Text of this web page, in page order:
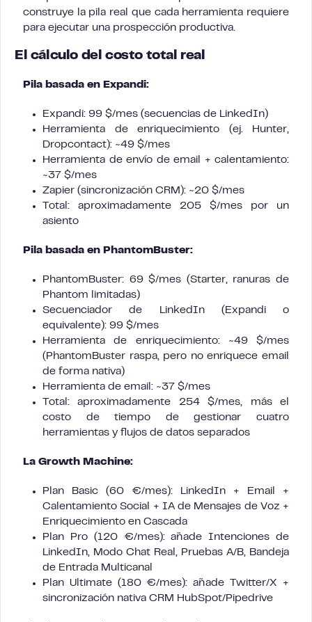
construye la pila real que cada herramienta requiere
para ejecutar una prospección productiva.
El cálculo del costo total real
Pila basada en Expandi:
Expandi: 99 $/mes (secuencias de LinkedIn)
Herramienta de enriquecimiento (ej. Hunter,
Dropcontact): ~49 $/mes
Herramienta de envío de email + calentamiento:
~37 $/mes
Zapier (sincronización CRM): ~20 $/mes
Total: aproximadamente 205 $/mes por un
asiento
Pila basada en PhantomBuster:
PhantomBuster: 69 $/mes (Starter, ranuras de
Phantom limitadas)
Secuenciador de LinkedIn (Expandi o
equivalente): 99 $/mes
Herramienta de enriquecimiento: ~49 $/mes
(PhantomBuster raspa, pero no enriquece email
de forma nativa)
Herramienta de email: ~37 $/mes
Total: aproximadamente 254 $/mes, más el
costo de tiempo de gestionar cuatro
herramientas y flujos de datos separados
La Growth Machine:
Plan Basic (60 €/mes): LinkedIn + Email +
Calentamiento Social + IA de Mensajes de Voz +
Enriquecimiento en Cascada
Plan Pro (120 €/mes): añade Intenciones de
LinkedIn, Modo Chat Real, Pruebas A/B, Bandeja
de Entrada Multicanal
Plan Ultimate (180 €/mes): añade Twitter/X +
sincronización nativa CRM HubSpot/Pipedrive